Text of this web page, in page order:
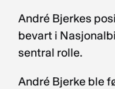
André Bjerkes
bevart i
sentral rolle.
André Bjerke ble